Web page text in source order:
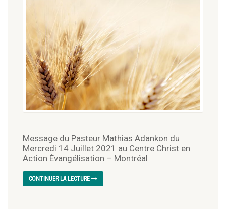
Message du Pasteur Mathias Adankon du
Mercredi 14 Juillet 2021 au Centre Christ en
Action Évangélisation – Montréal
CONTINUER LA LECTURE